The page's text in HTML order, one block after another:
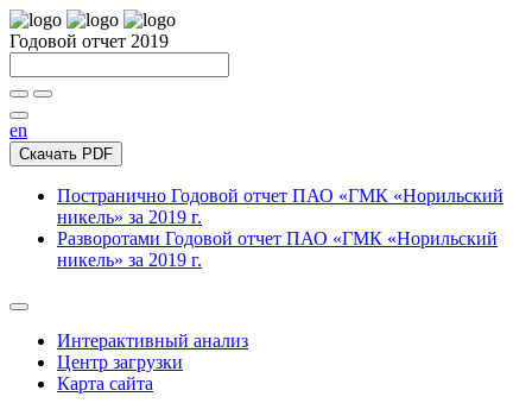
Годовой отчет 2019
en
Скачать PDF
Постранично Годовой отчет ПАО «ГМК «Норильский
никель» за 2019 г.
Разворотами Годовой отчет ПАО «ГМК «Норильский
никель» за 2019 г.
Интерактивный анализ
Центр загрузки
Карта сайта